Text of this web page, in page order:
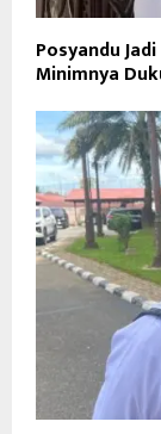
Posyandu
Minimnya